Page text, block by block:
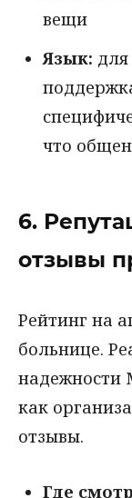
вещи
Язык:
что
6.
отзывы
Рейтинг на
больнице.
надежности
как
отзывы.
Где